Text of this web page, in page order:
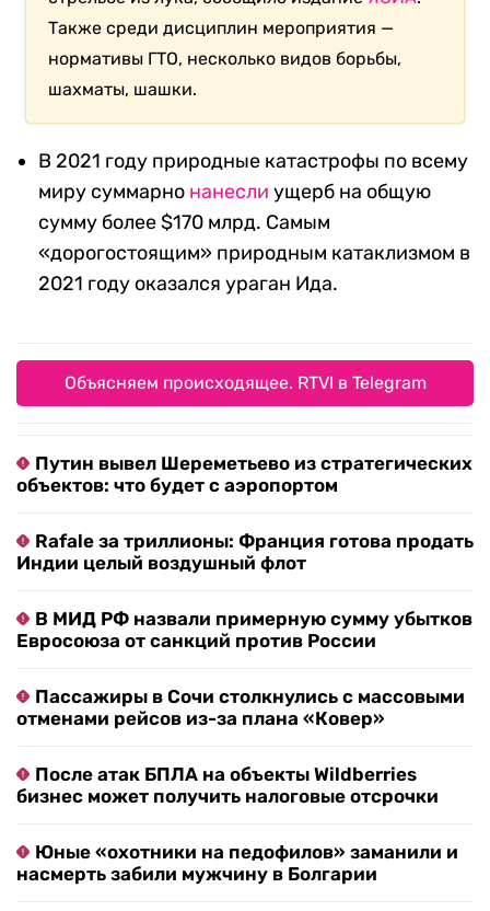
Также среди дисциплин мероприятия —
нормативы ГТО, несколько видов борьбы,
шахматы, шашки.
В 2021 году природные катастрофы по всему
миру суммарно нанесли ущерб на общую
сумму более $170 млрд. Самым
«дорогостоящим» природным катаклизмом в
2021 году оказался ураган Ида.
Объясняем происходящее. RTVI в Telegram
Путин вывел Шереметьево из стратегических
объектов: что будет с аэропортом
Rafale за триллионы: Франция готова продать
Индии целый воздушный флот
В МИД РФ назвали примерную сумму убытков
Евросоюза от санкций против России
Пассажиры в Сочи столкнулись с массовыми
отменами рейсов из-за плана «Ковер»
После атак БПЛА на объекты Wildberries
бизнес может получить налоговые отсрочки
Юные «охотники на педофилов» заманили и
насмерть забили мужчину в Болгарии